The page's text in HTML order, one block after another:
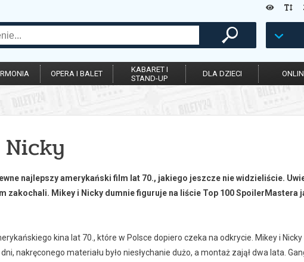
OPERA I BALET
KABARET I
STAND-UP
DLA DZIECI
najlepszy amerykański film lat 70., jakiego jeszcze nie widzieliście.
zakochali. Mikey i Nicky dumnie figuruje na liście Top 100 SpoilerMastera
kina lat 70., które w Polsce dopiero czeka na odkrycie. Mikey i
nakręconego materiału było niesłychanie dużo, a montaż zajął dwa lata.